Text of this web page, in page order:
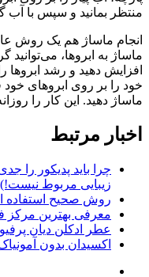
منتظر بمانید و سپس با آب
انجام ماساژ هم یک روش
ماساژ به ابروها،
افزایش دهید و رشد ابروها
خود را بر روی ابروهای خود
ماساژ دهید. این کار را
اخبار مرتبط
چرا باید پدیکور را
زیبایی مربوط نیست!)
روش صحیح استفاده
معرفی بهترین
عطر ادکلن دیان
اکسیدان بدون